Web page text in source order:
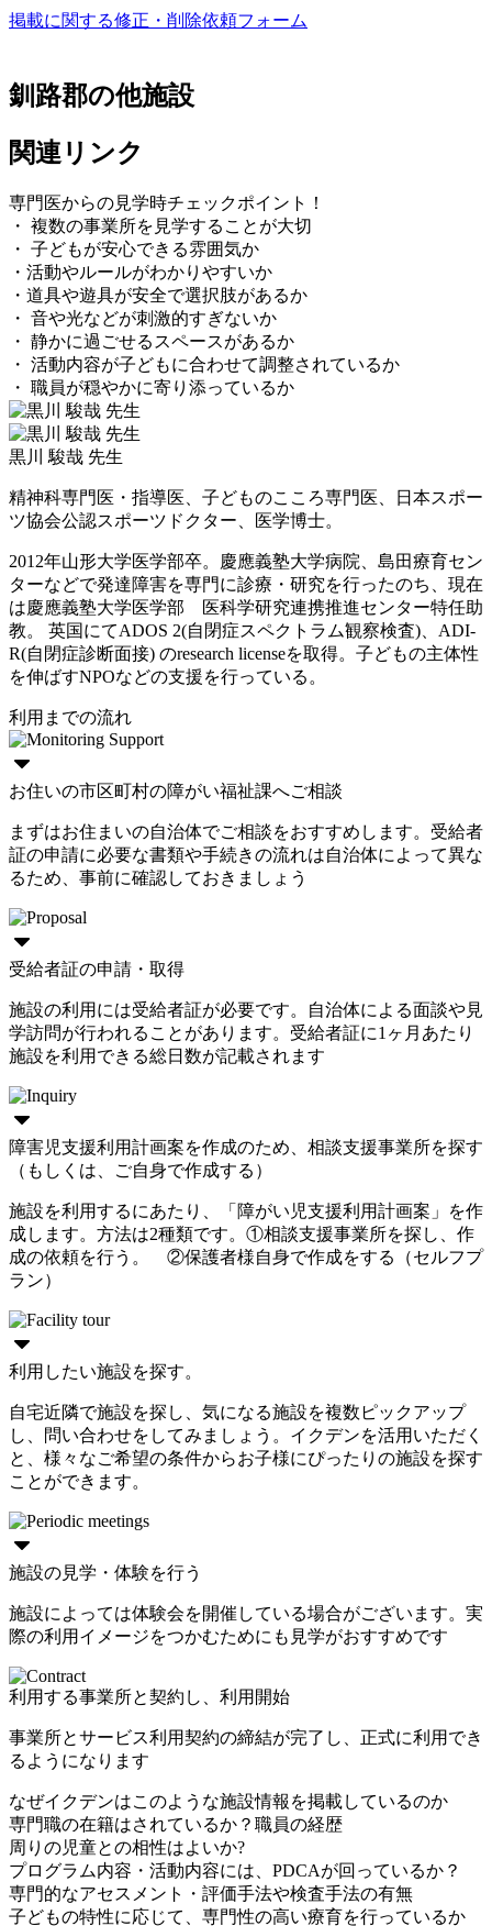
掲載に関する修正・削除依頼フォーム
釧路郡の他施設
関連リンク
専門医からの見学時チェックポイント！
・ 複数の事業所を見学することが大切
・ 子どもが安心できる雰囲気か
・活動やルールがわかりやすいか
・道具や遊具が安全で選択肢があるか
・ 音や光などが刺激的すぎないか
・ 静かに過ごせるスペースがあるか
・ 活動内容が子どもに合わせて調整されているか
・ 職員が穏やかに寄り添っているか
黒川 駿哉 先生
精神科専門医・指導医、子どものこころ専門医、日本スポー
ツ協会公認スポーツドクター、医学博士。
2012年山形大学医学部卒。慶應義塾大学病院、島田療育セン
ターなどで発達障害を専門に診療・研究を行ったのち、現在
は慶應義塾大学医学部 医科学研究連携推進センター特任助
教。 英国にてADOS 2(自閉症スペクトラム観察検査)、ADI-
R(自閉症診断面接) のresearch licenseを取得。子どもの主体性
を伸ばすNPOなどの支援を行っている。
利用までの流れ
お住いの市区町村の障がい福祉課へご相談
まずはお住まいの自治体でご相談をおすすめします。受給者
証の申請に必要な書類や手続きの流れは自治体によって異な
るため、事前に確認しておきましょう
受給者証の申請・取得
施設の利用には受給者証が必要です。自治体による面談や見
学訪問が行われることがあります。受給者証に1ヶ月あたり
施設を利用できる総日数が記載されます
障害児支援利用計画案を作成のため、相談支援事業所を探す
（もしくは、ご自身で作成する）
施設を利用するにあたり、「障がい児支援利用計画案」を作
成します。方法は2種類です。①相談支援事業所を探し、作
成の依頼を行う。 ②保護者様自身で作成をする（セルフプ
ラン）
利用したい施設を探す。
自宅近隣で施設を探し、気になる施設を複数ピックアップ
し、問い合わせをしてみましょう。イクデンを活用いただく
と、様々なご希望の条件からお子様にぴったりの施設を探す
ことができます。
施設の見学・体験を行う
施設によっては体験会を開催している場合がございます。実
際の利用イメージをつかむためにも見学がおすすめです
利用する事業所と契約し、利用開始
事業所とサービス利用契約の締結が完了し、正式に利用でき
るようになります
なぜイクデンはこのような施設情報を掲載しているのか
専門職の在籍はされているか？職員の経歴
周りの児童との相性はよいか?
プログラム内容・活動内容には、PDCAが回っているか？
専門的なアセスメント・評価手法や検査手法の有無
子どもの特性に応じて、専門性の高い療育を行っているか